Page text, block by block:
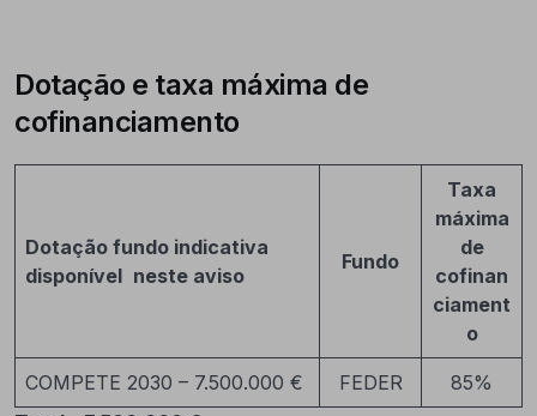
Dotação e taxa máxima de
cofinanciamento
Dotação fundo indicativa
disponível neste aviso
Fundo
Taxa
máxima
de
cofinan
ciament
o
COMPETE 2030 – 7.500.000 € FEDER
85%